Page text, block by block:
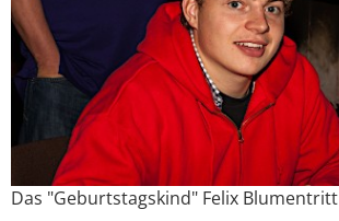
Das "Geburtstagskind" Felix Blumentritt